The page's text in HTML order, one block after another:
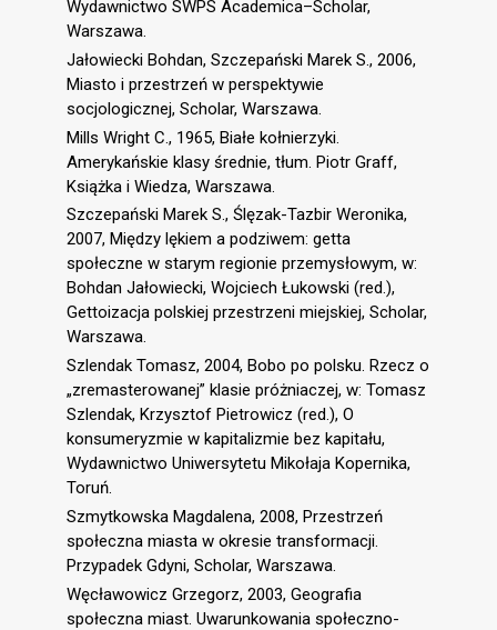
Wydawnictwo SWPS Academica–Scholar,
Warszawa.
Jałowiecki Bohdan, Szczepański Marek S., 2006,
Miasto i przestrzeń w perspektywie
socjologicznej, Scholar, Warszawa.
Mills Wright C., 1965, Białe kołnierzyki.
Amerykańskie klasy średnie, tłum. Piotr Graff,
Książka i Wiedza, Warszawa.
Szczepański Marek S., Ślęzak-Tazbir Weronika,
2007, Między lękiem a podziwem: getta
społeczne w starym regionie przemysłowym, w:
Bohdan Jałowiecki, Wojciech Łukowski (red.),
Gettoizacja polskiej przestrzeni miejskiej, Scholar,
Warszawa.
Szlendak Tomasz, 2004, Bobo po polsku. Rzecz o
„zremasterowanej” klasie próżniaczej, w: Tomasz
Szlendak, Krzysztof Pietrowicz (red.), O
konsumeryzmie w kapitalizmie bez kapitału,
Wydawnictwo Uniwersytetu Mikołaja Kopernika,
Toruń.
Szmytkowska Magdalena, 2008, Przestrzeń
społeczna miasta w okresie transformacji.
Przypadek Gdyni, Scholar, Warszawa.
Węcławowicz Grzegorz, 2003, Geografia
społeczna miast. Uwarunkowania społeczno-